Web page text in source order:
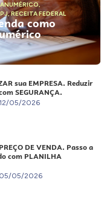
,
,RECEITA FEDERAL
como
sua EMPRESA. Reduzir
SEGURANÇA.
12/05/2026
DE VENDA. Passo a
com PLANILHA
05/05/2026